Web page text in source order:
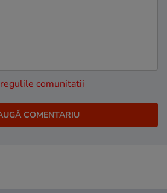
regulile comunitatii